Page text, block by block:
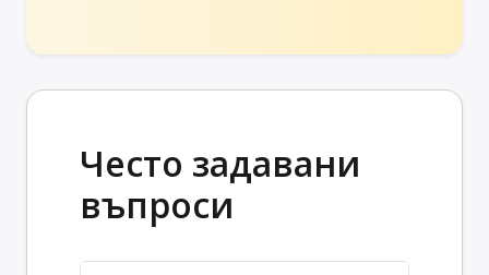
Често задавани
въпроси